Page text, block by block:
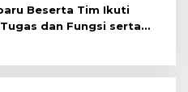
Beserta Tim Ikuti
dan Fungsi serta
ke Lapas Terbuka